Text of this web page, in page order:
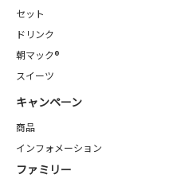
セット
ドリンク
朝マック®
スイーツ
キャンペーン
商品
インフォメーション
ファミリー